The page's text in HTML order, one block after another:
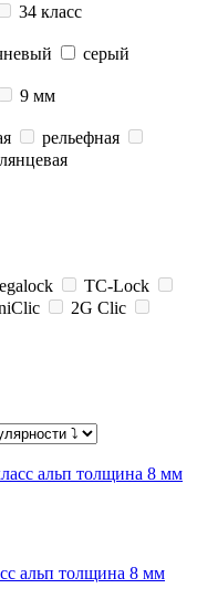
34 класс
серый
9 мм
рельефная
TC-Lock
2G Clic
альп толщина 8 мм